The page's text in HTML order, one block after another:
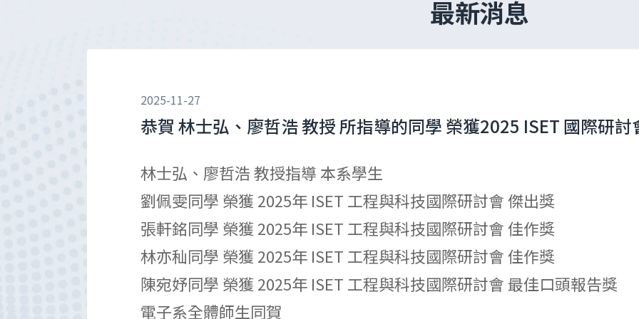
最新消息
2025-11-27
恭賀 林士弘、廖哲浩 教授 所指導的同學 榮獲2025 ISET 國際研討
林士弘、廖哲浩 教授指導 本系學生
劉佩雯同學 榮獲 2025年 ISET 工程與科技國際研討會傑出獎
張軒銘同學 榮獲 2025年 ISET 工程與科技國際研討會佳作獎
林亦秈同學 榮獲 2025年 ISET 工程與科技國際研討會佳作獎
陳宛妤同學 榮獲 2025年 ISET 工程與科技國際研討會 最佳口頭報告獎
電子系全體師生同賀